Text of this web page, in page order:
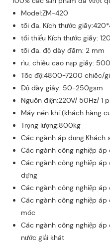
Model:ZM-420
tối đa. Kích thước
tối thiểu Kích thước giấy:
tối đa. độ dày đấm: 2 mm
rìu. chiều cao nạp giấy:
Tốc độ:4800-7200 chiếc/
Độ dày giấy: 50-250gsm
Nguồn điện:220V/ 50Hz/ 1
Máy nén khí (khách hàng
Trọng lượng:800kg
Các ngành áp dụng:Khách
Các ngành công nghiệp áp
Các ngành công nghiệp áp
dựng
Các ngành công nghiệp áp
Các ngành công nghiệp
móc
Các ngành công nghiệp
nước giải khát